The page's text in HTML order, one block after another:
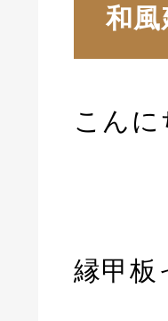
和風
こん
縁甲板